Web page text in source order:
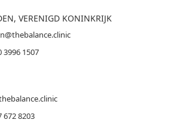
VERENIGD KONINKRIJK
3996 1507
672 8203